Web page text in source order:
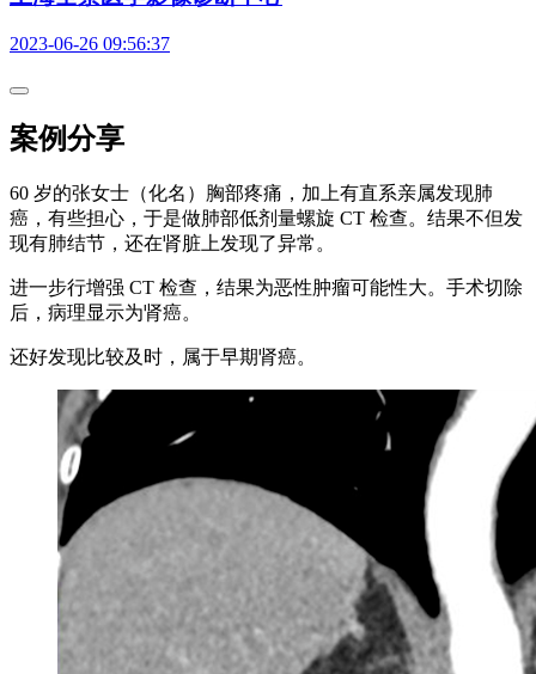
2023-06-26 09:56:37
案例分享
60 岁的张女士（化名）胸部疼痛，加上有直系亲属发现肺
癌，有些担心，于是做肺部低剂量螺旋 CT 检查。结果不但发
现有肺结节，还在肾脏上发现了异常。
进一步行增强 CT 检查，结果为恶性肿瘤可能性大。手术切除
后，病理显示为肾癌。
还好发现比较及时，属于早期肾癌。